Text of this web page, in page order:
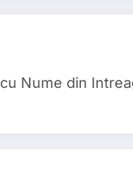
Nume din